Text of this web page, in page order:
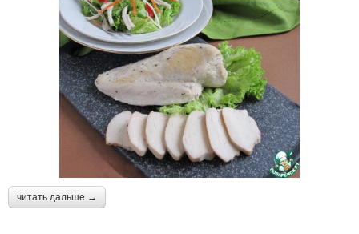
читать дальше →